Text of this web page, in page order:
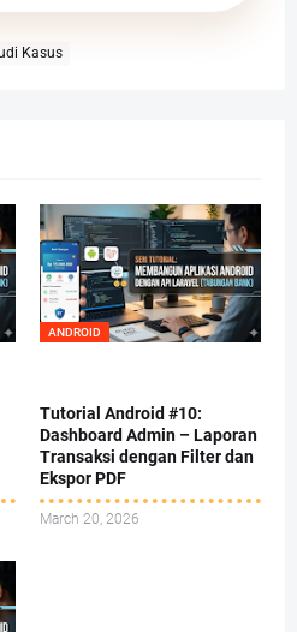
Kasus
ANDROID
Tutorial Android #10:
Dashboard Admin – Laporan
Transaksi dengan Filter dan
Ekspor PDF
March 20, 2026